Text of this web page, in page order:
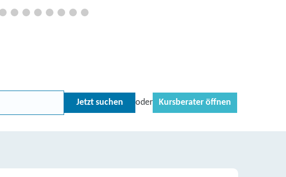
Jetzt suchen oder Kursberater öffnen